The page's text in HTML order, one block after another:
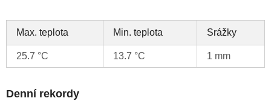
Max. teplota Min. teplota Srážky
25.7 °C 13.7 °C 1 mm
Denní rekordy